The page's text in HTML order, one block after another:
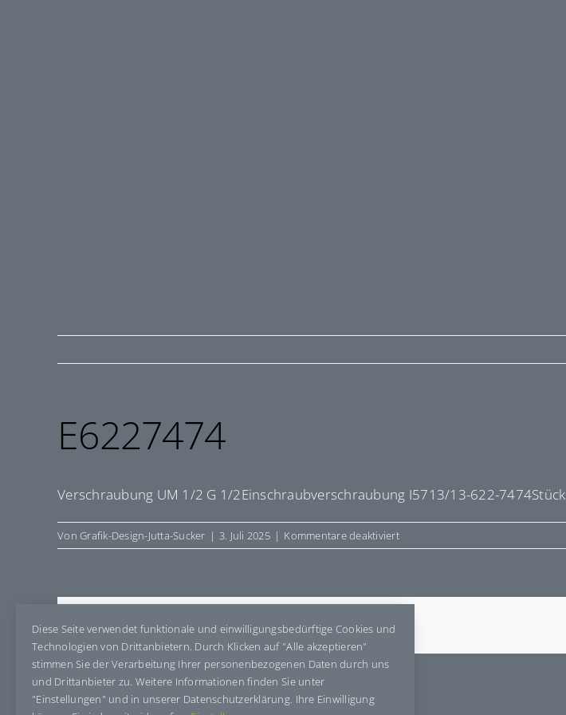
E6227474
Verschraubung UM 1/2 G 1/2Einschraubverschraubung I5713/13-622-7474Stück
VonGrafik-Design-Jutta-Sucker | 3. Juli 2025 | Kommentare deaktiviertfür
E6227474
Share This Story, Choose Your Platform!
Diese Seite verwendet funktionale und einwilligungsbedürftige Cookies und
Technologien von Drittanbietern. Durch Klicken auf "Alle akzeptieren"
stimmen Sie der Verarbeitung Ihrer personenbezogenen Daten durch uns
und Drittanbieter zu. Weitere Informationen finden Sie unter
"Einstellungen" und in unserer Datenschutzerklärung. Ihre Einwilligung